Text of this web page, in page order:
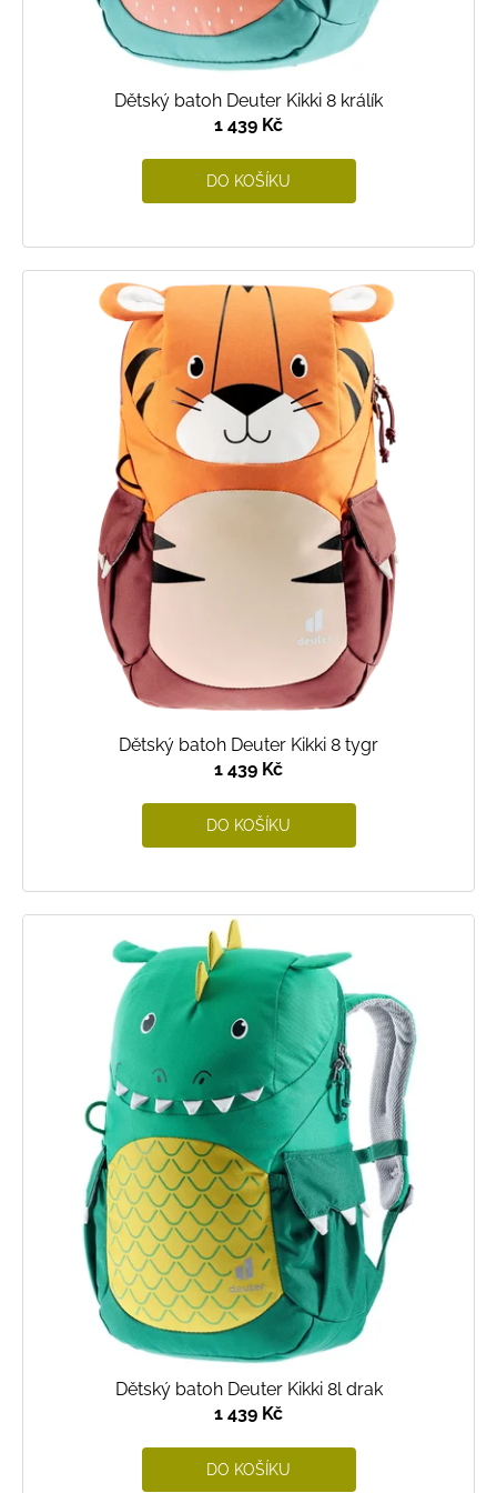
Dětský batoh Deuter Kikki 8 králík
1 439 Kč
DO KOŠÍKU
Dětský batoh Deuter Kikki 8 tygr
1 439 Kč
DO KOŠÍKU
Dětský batoh Deuter Kikki 8l drak
1 439 Kč
DO KOŠÍKU